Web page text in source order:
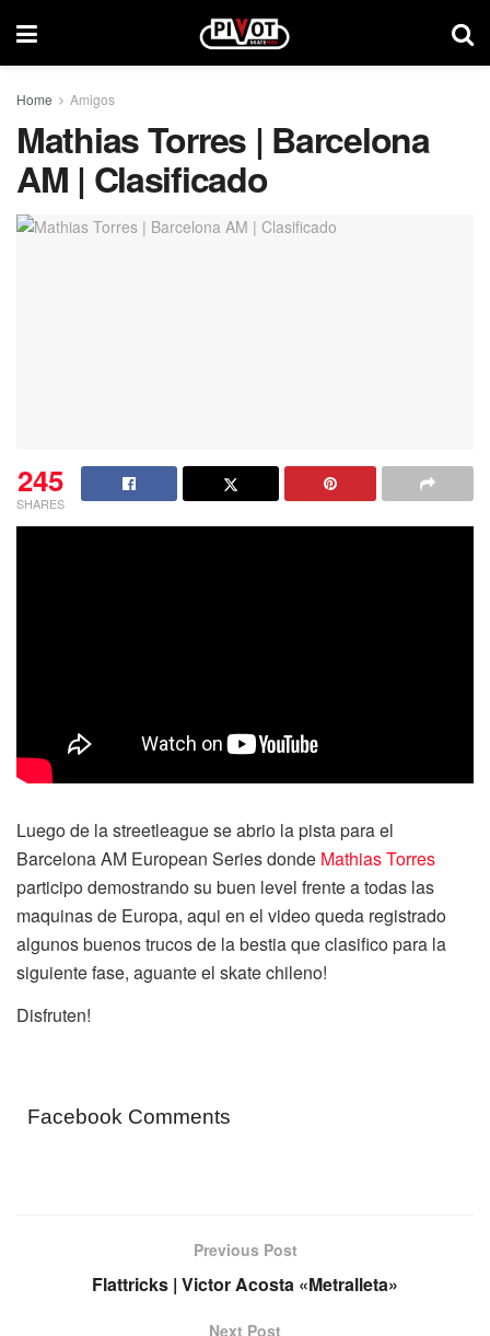
Home Amigos
Mathias Torres | Barcelona
AM | Clasificado
245
SHARES
Luego de la streetleague se abrio la pista para el
Barcelona AM European Series donde Mathias Torres
participo demostrando su buen level frente a todas las
maquinas de Europa, aqui en el video queda registrado
algunos buenos trucos de la bestia que clasifico para la
siguiente fase, aguante el skate chileno!
Disfruten!
Facebook Comments
Previous Post
Flattricks | Victor Acosta «Metralleta»
Next Post